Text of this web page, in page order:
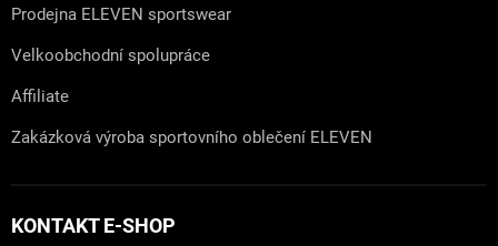
Prodejna ELEVEN sportswear
Velkoobchodní spolupráce
Affiliate
Zakázková výroba sportovního oblečení ELEVEN
KONTAKT E-SHOP